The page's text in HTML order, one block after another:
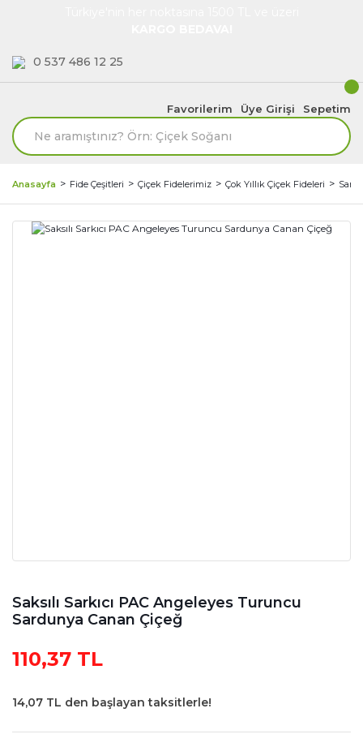
0 537 486 12 25
Favorilerim Üye Girişi Sepetim
Anasayfa Fide Çeşitleri Çiçek Fidelerimiz Çok Yıllık Çiçek Fideleri
Saksılı Sarkıcı PAC Angeleyes Turuncu
Sardunya Canan Çiçeğ
110,37 TL
14,07 TL den başlayan taksitlerle!